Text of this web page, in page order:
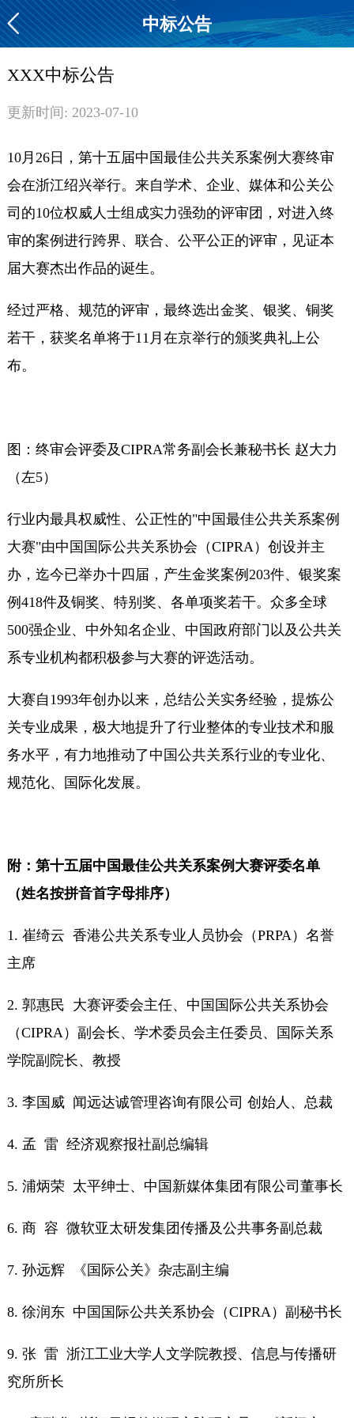
中标公告
XXX中标公告
更新时间: 2023-07-10
10月26日，第十五届中国最佳公共关系案例大赛终审
会在浙江绍兴举行。来自学术、企业、媒体和公关公
司的10位权威人士组成实力强劲的评审团，对进入终
审的案例进行跨界、联合、公平公正的评审，见证本
届大赛杰出作品的诞生。
经过严格、规范的评审，最终选出金奖、银奖、铜奖
若干，获奖名单将于11月在京举行的颁奖典礼上公
布。
图：终审会评委及CIPRA常务副会长兼秘书长 赵大力
（左5）
行业内最具权威性、公正性的"中国最佳公共关系案例
大赛"由中国国际公共关系协会（CIPRA）创设并主
办，迄今已举办十四届，产生金奖案例203件、银奖案
例418件及铜奖、特别奖、各单项奖若干。众多全球
500强企业、中外知名企业、中国政府部门以及公共关
系专业机构都积极参与大赛的评选活动。
大赛自1993年创办以来，总结公关实务经验，提炼公
关专业成果，极大地提升了行业整体的专业技术和服
务水平，有力地推动了中国公共关系行业的专业化、
规范化、国际化发展。
附：第十五届中国最佳公共关系案例大赛评委名单
（姓名按拼音首字母排序）
1. 崔绮云 香港公共关系专业人员协会（PRPA）名誉
主席
2. 郭惠民 大赛评委会主任、中国国际公共关系协会
（CIPRA）副会长、学术委员会主任委员、国际关系
学院副院长、教授
3. 李国威 闻远达诚管理咨询有限公司 创始人、总裁
4. 孟 雷 经济观察报社副总编辑
5. 浦炳荣 太平绅士、中国新媒体集团有限公司董事长
6. 商 容 微软亚太研发集团传播及公共事务副总裁
7. 孙远辉 《国际公关》杂志副主编
8. 徐润东 中国国际公共关系协会（CIPRA）副秘书长
9. 张 雷 浙江工业大学人文学院教授、信息与传播研
究所所长